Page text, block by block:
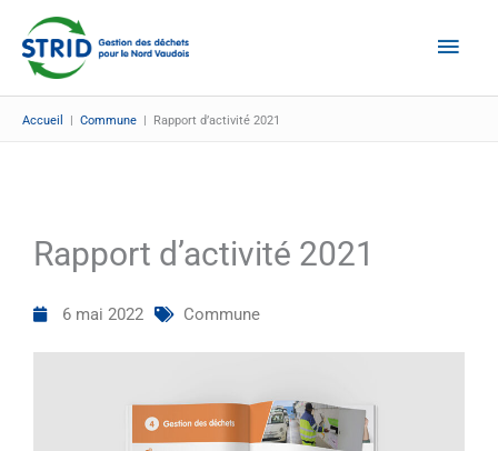
contenu
Accueil | Commune | Rapport d’activité 2021
Rapport d’activité 2021
6 mai 2022 Commune